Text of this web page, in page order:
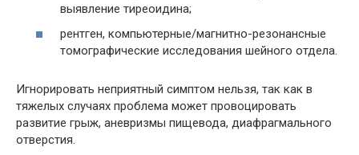
выявление тиреоидина;
рентген, компьютерные/магнитно-резонансные
томографические исследования шейного отдела.
Игнорировать неприятный симптом нельзя, так как в
тяжелых случаях проблема может провоцировать
развитие грыж, аневризмы пищевода, диафрагмального
отверстия.